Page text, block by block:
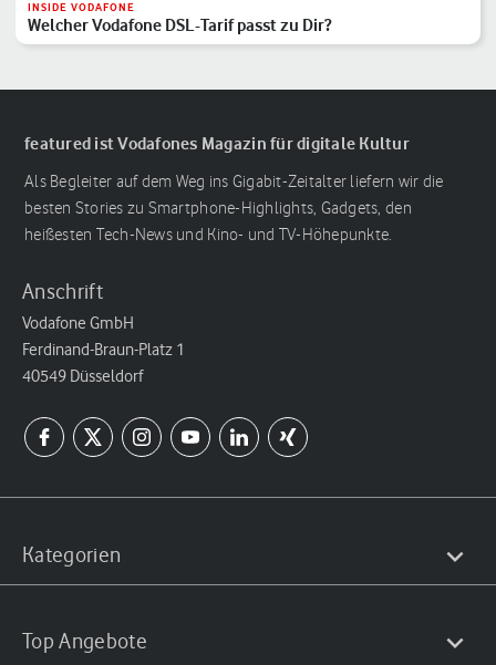
INSIDE VODAFONE
Welcher Vodafone DSL-Tarif passt zu Dir?
featured ist Vodafones Magazin für digitale Kultur
Als Begleiter auf dem Weg ins Gigabit-Zeitalter liefern wir die
besten Stories zu Smartphone-Highlights, Gadgets, den
heißesten Tech-News und Kino- und TV-Höhepunkte.
Anschrift
Vodafone GmbH
Ferdinand-Braun-Platz 1
40549 Düsseldorf
Kategorien
Top Angebote